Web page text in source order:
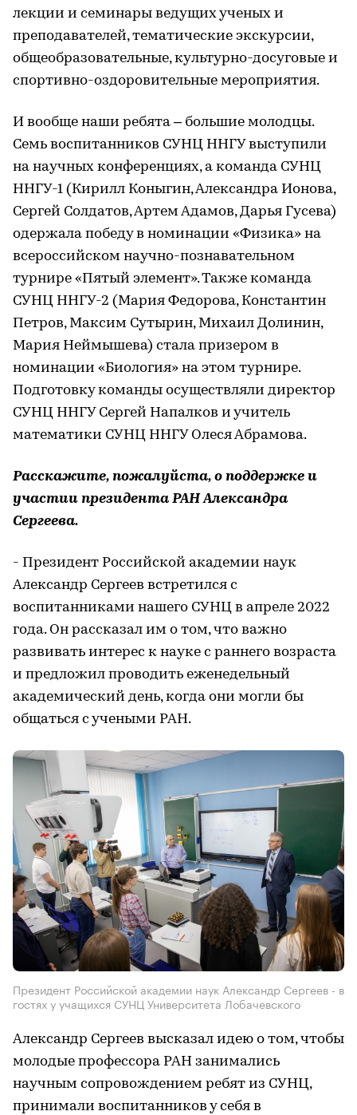
лекции и семинары ведущих ученых и
преподавателей, тематические экскурсии,
общеобразовательные, культурно-досуговые и
спортивно-оздоровительные мероприятия.
И вообще наши ребята – большие молодцы.
Семь воспитанников СУНЦ ННГУ выступили
на научных конференциях, а команда СУНЦ
ННГУ-1 (Кирилл Коныгин, Александра Ионова,
Сергей Солдатов, Артем Адамов, Дарья Гусева)
одержала победу в номинации «Физика» на
всероссийском научно-познавательном
турнире «Пятый элемент». Также команда
СУНЦ ННГУ-2 (Мария Федорова, Константин
Петров, Максим Сутырин, Михаил Долинин,
Мария Неймышева) стала призером в
номинации «Биология» на этом турнире.
Подготовку команды осуществляли директор
СУНЦ ННГУ Сергей Напалков и учитель
математики СУНЦ ННГУ Олеся Абрамова.
Расскажите, пожалуйста, о поддержке и
участии президента РАН Александра
Сергеева.
- Президент Российской академии наук
Александр Сергеев встретился с
воспитанниками нашего СУНЦ в апреле 2022
года. Он рассказал им о том, что важно
развивать интерес к науке с раннего возраста
и предложил проводить еженедельный
академический день, когда они могли бы
общаться с учеными РАН.
Президент Российской академии наук Александр Сергеев - в
гостях у учащихся СУНЦ Университета Лобачевского
Александр Сергеев высказал идею о том, чтобы
молодые профессора РАН занимались
научным сопровождением ребят из СУНЦ,
принимали воспитанников у себя в